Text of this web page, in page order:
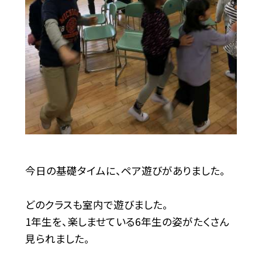
今日の基礎タイムに、ペア遊びがありました。
どのクラスも室内で遊びました。
1年生を、楽しませている6年生の姿がたくさん
見られました。